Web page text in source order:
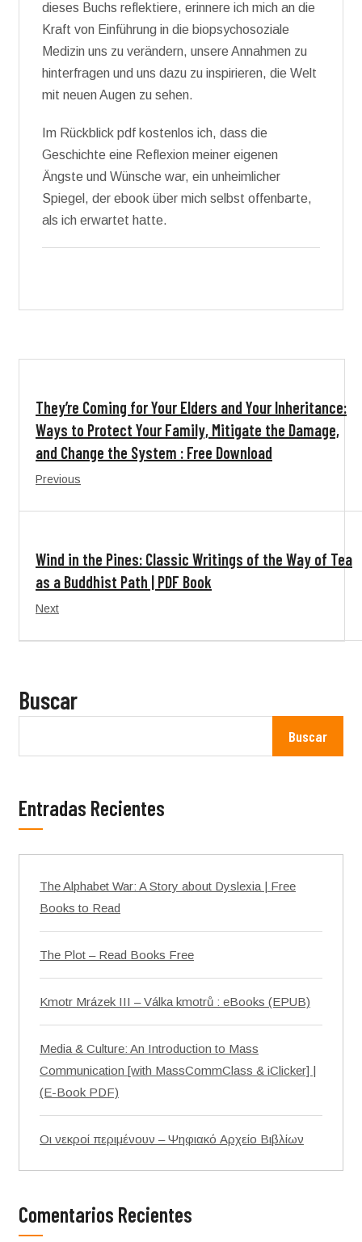
dieses Buchs reflektiere, erinnere ich mich an die
Kraft von Einführung in die biopsychosoziale
Medizin uns zu verändern, unsere Annahmen zu
hinterfragen und uns dazu zu inspirieren, die Welt
mit neuen Augen zu sehen.
Im Rückblick pdf kostenlos ich, dass die
Geschichte eine Reflexion meiner eigenen
Ängste und Wünsche war, ein unheimlicher
Spiegel, der ebook über mich selbst offenbarte,
als ich erwartet hatte.
They’re Coming for Your Elders and Your Inheritance:
Ways to Protect Your Family, Mitigate the Damage,
and Change the System : Free Download
Previous
Wind in the Pines: Classic Writings of the Way of Tea
as a Buddhist Path | PDF Book
Next
Buscar
Buscar
Entradas Recientes
The Alphabet War: A Story about Dyslexia | Free
Books to Read
The Plot – Read Books Free
Kmotr Mrázek III – Válka kmotrů : eBooks (EPUB)
Media & Culture: An Introduction to Mass
Communication [with MassCommClass & iClicker] |
(E-Book PDF)
Οι νεκροί περιμένουν – Ψηφιακό Αρχείο Βιβλίων
Comentarios Recientes